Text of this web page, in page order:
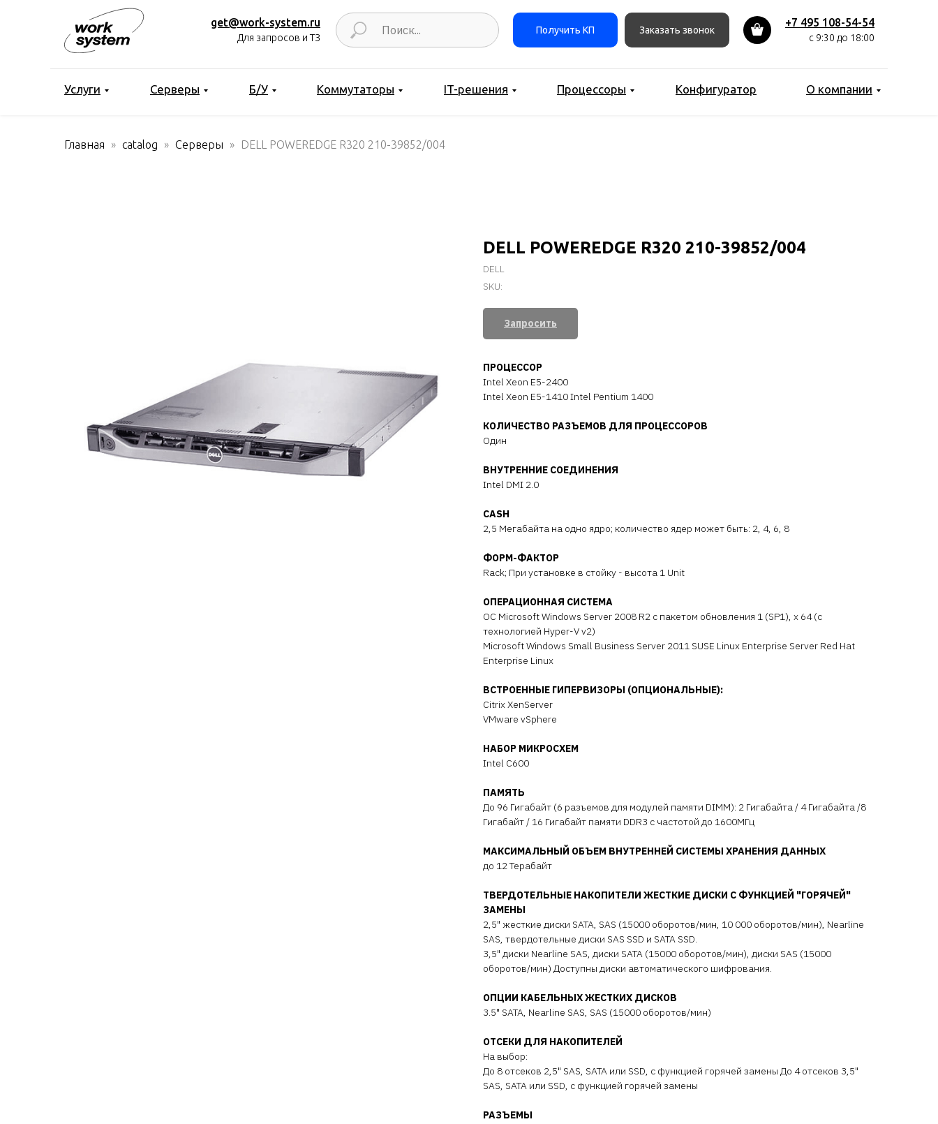
get@work-system.ru
Для запросов и ТЗ
+7 495 108-54-54
с 9:30 до 18:00
Заказать звонок
Получить КП
Услуги Серверы Б/У Коммутаторы IT-решения Процессоры Конфигуратор О компании
Главная catalog Серверы DELL POWEREDGE R320 210-39852/004
DELL POWEREDGE R320 210-39852/004
DELL
SKU:
Запросить
ПРОЦЕССОР
Intel Xeon E5-2400
Intel Xeon E5-1410 Intel Pentium 1400
КОЛИЧЕСТВО РАЗЪЕМОВ ДЛЯ ПРОЦЕССОРОВ
Один
ВНУТРЕННИЕ СОЕДИНЕНИЯ
Intel DMI 2.0
CASH
2,5 Мегабайта на одно ядро; количество ядер может быть: 2, 4, 6, 8
ФОРМ-ФАКТОР
Rack; При установке в стойку - высота 1 Unit
ОПЕРАЦИОННАЯ СИСТЕМА
ОС Microsoft Windows Server 2008 R2 с пакетом обновления 1 (SP1), x 64 (с
технологией Hyper-V v2)
Microsoft Windows Small Business Server 2011 SUSE Linux Enterprise Server Red Hat
Enterprise Linux
ВСТРОЕННЫЕ ГИПЕРВИЗОРЫ (ОПЦИОНАЛЬНЫЕ):
Citrix XenServer
VMware vSphere
НАБОР МИКРОСХЕМ
Intel C600
ПАМЯТЬ
До 96 Гигабайт (6 разъемов для модулей памяти DIMM): 2 Гигабайта / 4 Гигабайта /8
Гигабайт / 16 Гигабайт памяти DDR3 с частотой до 1600МГц
МАКСИМАЛЬНЫЙ ОБЪЕМ ВНУТРЕННЕЙ СИСТЕМЫ ХРАНЕНИЯ ДАННЫХ
до 12 Терабайт
ТВЕРДОТЕЛЬНЫЕ НАКОПИТЕЛИ ЖЕСТКИЕ ДИСКИ С ФУНКЦИЕЙ "ГОРЯЧЕЙ"
ЗАМЕНЫ
2,5" жесткие диски SATA, SAS (15000 оборотов/мин, 10 000 оборотов/мин), Nearline
SAS, твердотельные диски SAS SSD и SATA SSD.
3,5" диски Nearline SAS, диски SATA (15000 оборотов/мин), диски SAS (15000
оборотов/мин) Доступны диски автоматического шифрования.
ОПЦИИ КАБЕЛЬНЫХ ЖЕСТКИХ ДИСКОВ
3.5" SATA, Nearline SAS, SAS (15000 оборотов/мин)
ОТСЕКИ ДЛЯ НАКОПИТЕЛЕЙ
На выбор:
До 8 отсеков 2,5" SAS, SATA или SSD, с функцией горячей замены До 4 отсеков 3,5"
SAS, SATA или SSD, с функцией горячей замены
РАЗЪЕМЫ